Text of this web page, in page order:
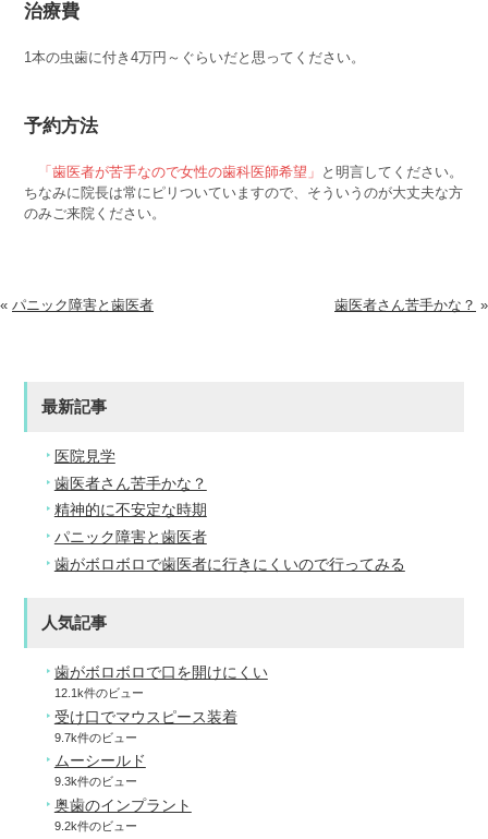
治療費
1本の虫歯に付き4万円～ぐらいだと思ってください。
予約方法
「歯医者が苦手なので女性の歯科医師希望」 と明言してください。
ちなみに院長は常にピリついていますので、そういうのが大丈夫な方
のみご来院ください。
« パニック障害と歯医者 歯医者さん苦手かな？ »
最新記事
医院見学
歯医者さん苦手かな？
精神的に不安定な時期
パニック障害と歯医者
歯がボロボロで歯医者に行きにくいので行ってみる
人気記事
歯がボロボロで口を開けにくい
12.1k件のビュー
受け口でマウスピース装着
9.7k件のビュー
ムーシールド
9.3k件のビュー
奥歯のインプラント
9.2k件のビュー